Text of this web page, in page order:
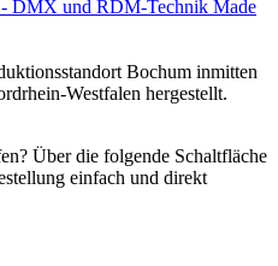
Bochum inmitten
Westfalen hergestellt.
Über die folgende Schaltfläche
einfach und direkt